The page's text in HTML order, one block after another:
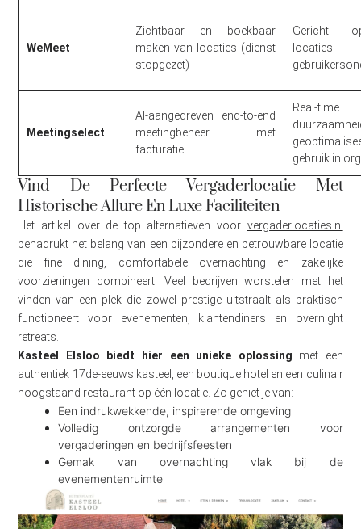
WeMeet
Zichtbaar en boekbaar
maken van locaties (dienst
stopgezet)
Gericht
Meetingselect
AI-aangedreven end-to-end
meetingbeheer met
facturatie
Real-
gebruik in
Vind De Perfecte Vergaderlocatie Met
Historische Allure En Luxe Faciliteiten
Het artikel over de top alternatieven voor vergaderlocaties.nl
benadrukt het belang van een bijzondere en betrouwbare locatie
die fine dining, comfortabele overnachting en zakelijke
voorzieningen combineert. Veel bedrijven worstelen met het
vinden van een plek die zowel prestige uitstraalt als praktisch
functioneert voor evenementen, klantendiners en overnight
retreats.
Kasteel Elsloo biedt hier een unieke oplossing met een
authentiek 17de-eeuws kasteel, een boutique hotel en een culinair
hoogstaand restaurant op één locatie. Zo geniet je van:
Een indrukwekkende, inspirerende omgeving
Volledig ontzorgde arrangementen voor
vergaderingen en bedrijfsfeesten
Gemak van overnachting vlak bij de
evenementenruimte